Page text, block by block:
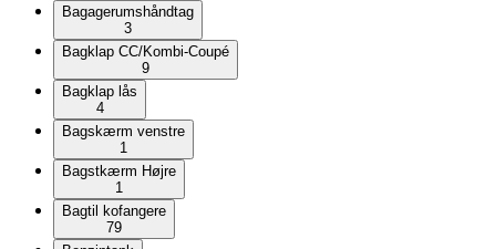
Bagagerumshåndtag
3
Bagklap CC/Kombi-Coupé
9
Bagklap lås
4
Bagskærm venstre
1
Bagstkærm Højre
1
Bagtil kofangere
79